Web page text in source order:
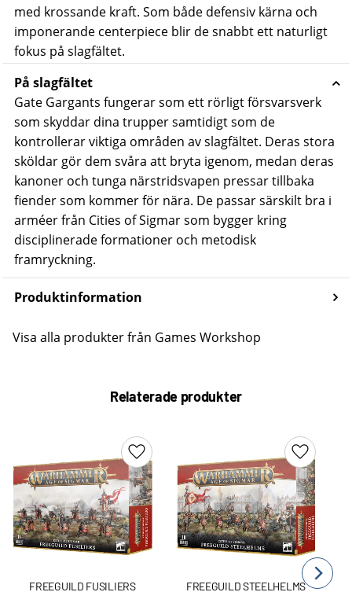
med krossande kraft. Som både defensiv kärna och
imponerande centerpiece blir de snabbt ett naturligt
fokus på slagfältet.
På slagfältet
Gate Gargants fungerar som ett rörligt försvarsverk
som skyddar dina trupper samtidigt som de
kontrollerar viktiga områden av slagfältet. Deras stora
sköldar gör dem svåra att bryta igenom, medan deras
kanoner och tunga närstridsvapen pressar tillbaka
fiender som kommer för nära. De passar särskilt bra i
arméer från Cities of Sigmar som bygger kring
disciplinerade formationer och metodisk
framryckning.
Produktinformation
Visa alla produkter från Games Workshop
Relaterade produkter
FREEGUILD FUSILIERS
Lägg till i favoriter
FREEGUILD STEELHELMS
Lägg till